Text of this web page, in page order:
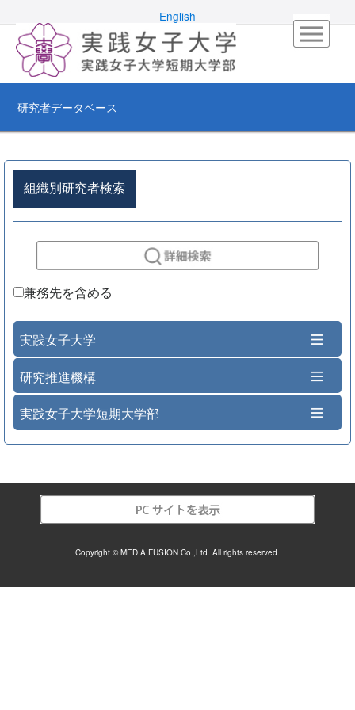
English
研究者データベース
組織別研究者検索
兼務先を含める
実践女子大学
研究推進機構
実践女子大学短期大学部
Copyright © MEDIA FUSION Co.,Ltd. All rights reserved.